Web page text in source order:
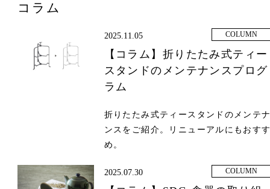
コラム
2025.11.05 COLUMN
【コラム】折りたたみ式ティー
スタンドのメンテナンスプログ
ラム
折りたたみ式ティースタンドのメンテ
ンスをご紹介。リニューアルにもおす
め。
2025.07.30 COLUMN